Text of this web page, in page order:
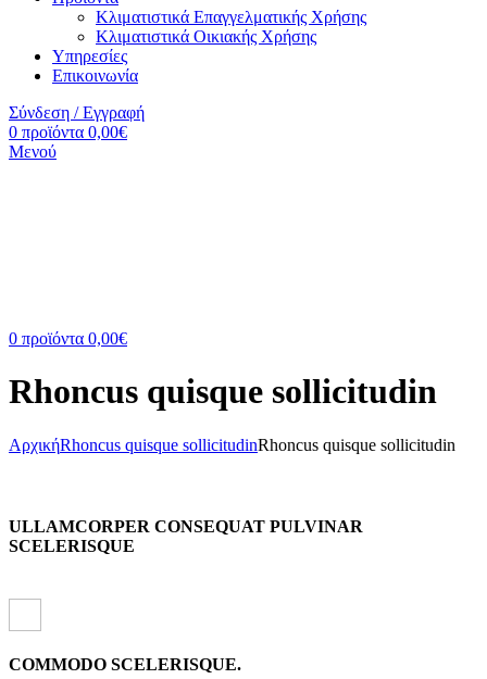
Κλιματιστικά Επαγγελματικής Χρήσης
Κλιματιστικά Οικιακής Χρήσης
Υπηρεσίες
Επικοινωνία
Σύνδεση / Εγγραφή
0 προϊόντα 0,00€
Μενού
0 προϊόντα 0,00€
Rhoncus quisque sollicitudin
ΑρχικήRhoncus quisque sollicitudinRhoncus quisque sollicitudin
ULLAMCORPER CONSEQUAT PULVINAR
SCELERISQUE
COMMODO SCELERISQUE.